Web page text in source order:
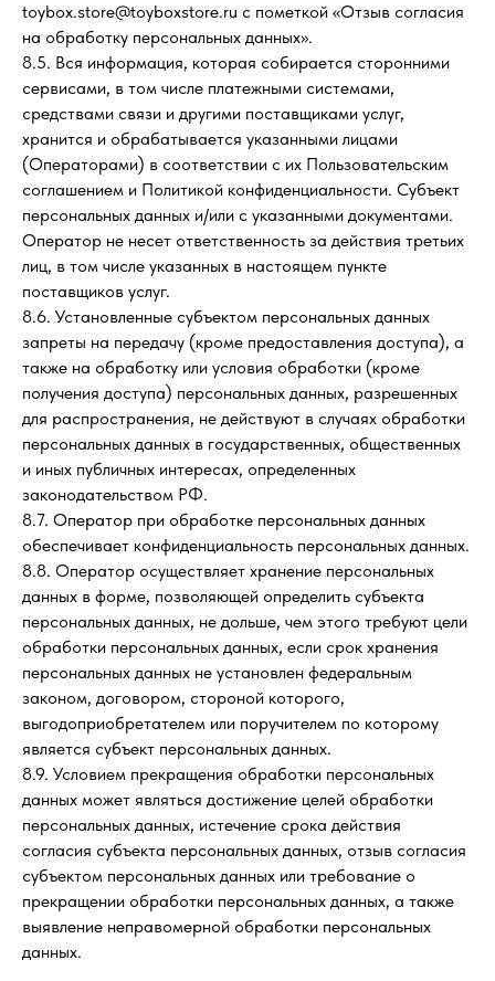
toybox.store@toyboxstore.ru с пометкой «Отзыв согласия
на обработку персональных данных».
8.5. Вся информация, которая собирается сторонними
сервисами, в том числе платежными системами,
средствами связи и другими поставщиками услуг,
хранится и обрабатывается указанными лицами
(Операторами) в соответствии с их Пользовательским
соглашением и Политикой конфиденциальности. Субъект
персональных данных и/или с указанными документами.
Оператор не несет ответственность за действия третьих
лиц, в том числе указанных в настоящем пункте
поставщиков услуг.
8.6. Установленные субъектом персональных данных
запреты на передачу (кроме предоставления доступа), а
также на обработку или условия обработки (кроме
получения доступа) персональных данных, разрешенных
для распространения, не действуют в случаях обработки
персональных данных в государственных, общественных
и иных публичных интересах, определенных
законодательством РФ.
8.7. Оператор при обработке персональных данных
обеспечивает конфиденциальность персональных данных.
8.8. Оператор осуществляет хранение персональных
данных в форме, позволяющей определить субъекта
персональных данных, не дольше, чем этого требуют цели
обработки персональных данных, если срок хранения
персональных данных не установлен федеральным
законом, договором, стороной которого,
выгодоприобретателем или поручителем по которому
является субъект персональных данных.
8.9. Условием прекращения обработки персональных
данных может являться достижение целей обработки
персональных данных, истечение срока действия
согласия субъекта персональных данных, отзыв согласия
субъектом персональных данных или требование о
прекращении обработки персональных данных, а также
выявление неправомерной обработки персональных
данных.